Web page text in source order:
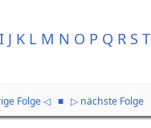
I J K L M N O P Q R S T
Folge ◁ ■ ▷ nächste Folge